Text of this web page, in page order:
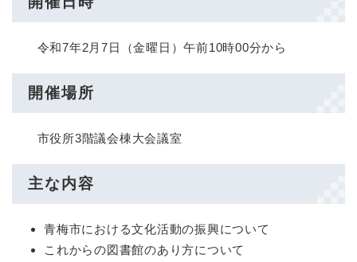
令和7年2月7日（金曜日）午前10時00分から
開催場所
市役所3階議会棟大会議室
主な内容
青梅市における文化活動の振興について
これからの図書館のあり方について